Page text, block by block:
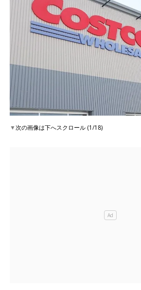
▼次の画像は下へスクロール (1/18)